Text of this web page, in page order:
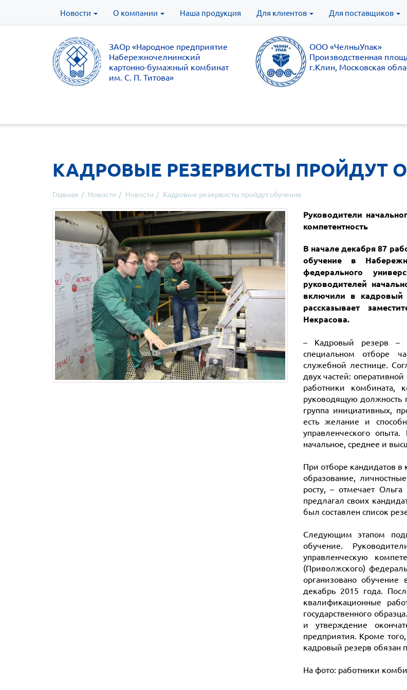
Новости О компании Наша продукция Для клиентов Для поставщиков
ЗАОр «Народное предприятие
Набережночелнинский
картонно-бумажный комбинат
им. С. П. Титова»
ООО «ЧелныУпак»
Производственная
г.Клин, Московская
КАДРОВЫЕ РЕЗЕРВИСТЫ ПРОЙДУТ
Главная Новости Новости Кадровые резервисты пройдут обучение
Руководители
компетентность
В начале декабря 87
обучение в
федерального
руководителей
включили в кадровый
рассказывает
Некрасова.
– Кадровый резерв –
специальном отборе
служебной лестнице.
двух частей:
работники комбината,
руководящую должность
группа инициативных,
есть желание и
управленческого
начальное, среднее и
При отборе кандидатов
образование,
росту, – отмечает
предлагал своих
был составлен список
Следующим этапом
обучение.
управленческую
(Приволжского)
организовано
декабрь 2015 года.
квалификационные
государственного
и утверждение
предприятия. Кроме
кадровый резерв обязан
На фото: работники